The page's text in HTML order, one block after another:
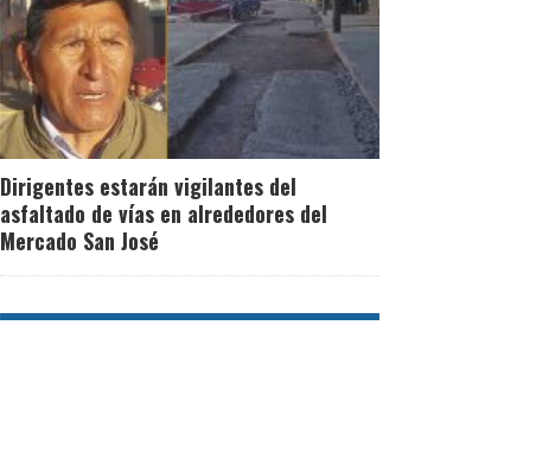
Dirigentes estarán vigilantes del
asfaltado de vías en alrededores del
Mercado San José